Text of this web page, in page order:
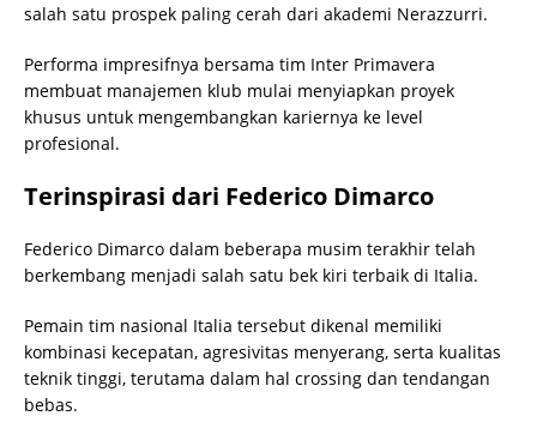
salah satu prospek paling cerah dari akademi Nerazzurri.
Performa impresifnya bersama tim Inter Primavera
membuat manajemen klub mulai menyiapkan proyek
khusus untuk mengembangkan kariernya ke level
profesional.
Terinspirasi dari Federico Dimarco
Federico Dimarco dalam beberapa musim terakhir telah
berkembang menjadi salah satu bek kiri terbaik di Italia.
Pemain tim nasional Italia tersebut dikenal memiliki
kombinasi kecepatan, agresivitas menyerang, serta kualitas
teknik tinggi, terutama dalam hal crossing dan tendangan
bebas.